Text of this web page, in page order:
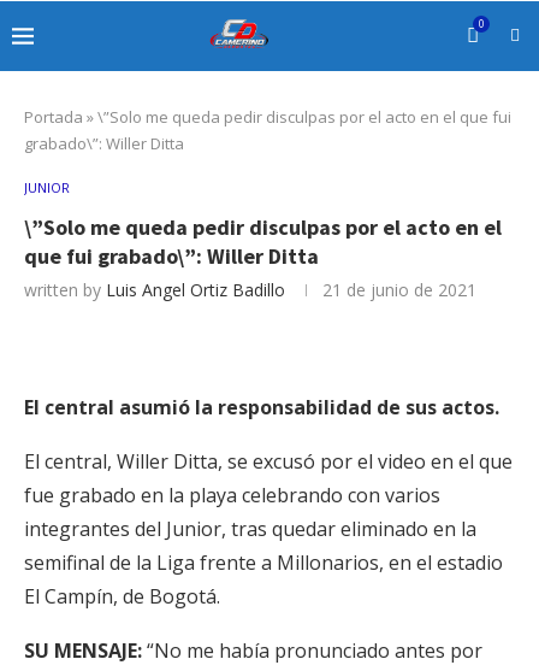
0
Portada »\”Solo me queda pedir disculpas por el acto en el que fui
grabado\”: Willer Ditta
JUNIOR
\”Solo me queda pedir disculpas por el acto en el
que fui grabado\”: Willer Ditta
written by Luis Angel Ortiz Badillo 21 de junio de 2021
El central asumió la responsabilidad de sus actos.
El central, Willer Ditta, se excusó por el video en el que
fue grabado en la playa celebrando con varios
integrantes del Junior, tras quedar eliminado en la
semifinal de la Liga frente a Millonarios, en el estadio
El Campín, de Bogotá.
SU MENSAJE:“No me había pronunciado antes por